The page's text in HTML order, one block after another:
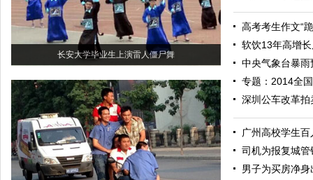
长安大学毕业生上演雷人僵尸舞
高考考生作文“
软饮13年高增
中央气象台暴
专题：2014全
深圳公车改革
广州高校学生
司机为报复城
男子为买房净